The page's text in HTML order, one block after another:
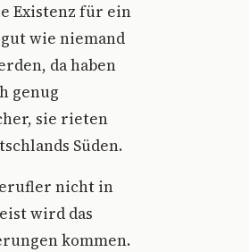
Existenz für ein
wie niemand
da haben
genug
sie rieten
Süden.
nicht in
wird das
kommen.